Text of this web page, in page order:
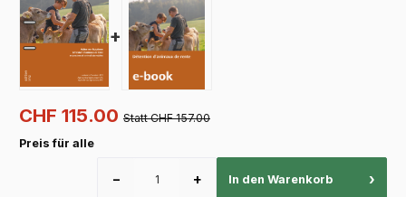
+
CHF 115.00 Statt CHF 157.00
Preis für alle
− + In den Warenkorb ›